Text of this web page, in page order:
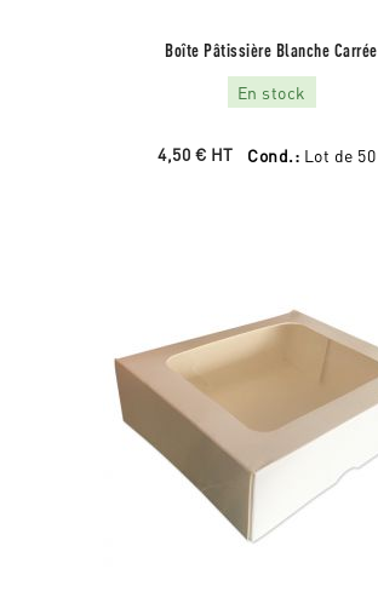
Boîte Pâtissière Blanche Carrée
En stock
4,50 € HT Cond.: Lot de 50